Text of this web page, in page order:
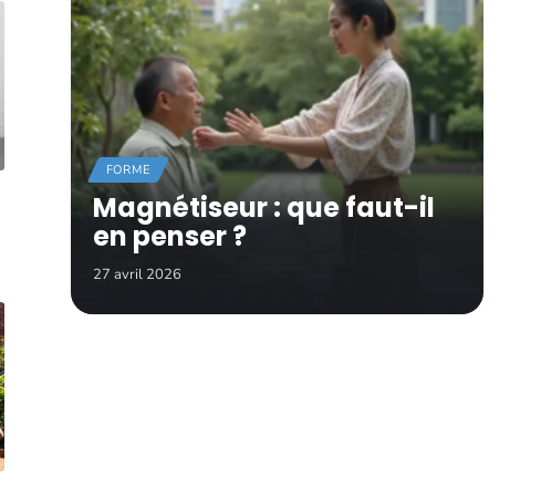
FORME
Magnétiseur : que faut-il
en penser ?
27 avril 2026